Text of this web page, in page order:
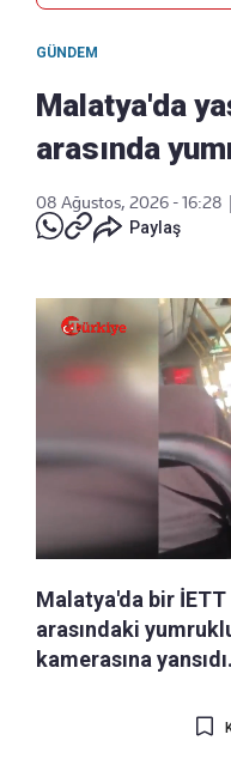
GÜNDEM
Malatya'da
arasında
08 Ağustos, 2026 - 16:28
Paylaş
Malatya'da bir
arasındaki
kamerasına yansıdı.